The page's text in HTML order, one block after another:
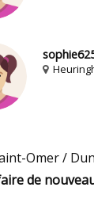
Omer /
de